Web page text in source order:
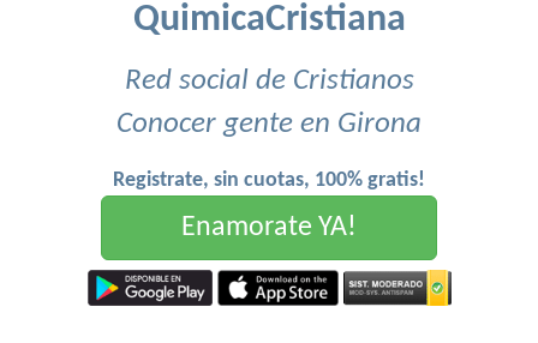
QuimicaCristiana
Red social de Cristianos
Conocer gente en Girona
Registrate, sin cuotas, 100% gratis!
Enamorate YA!